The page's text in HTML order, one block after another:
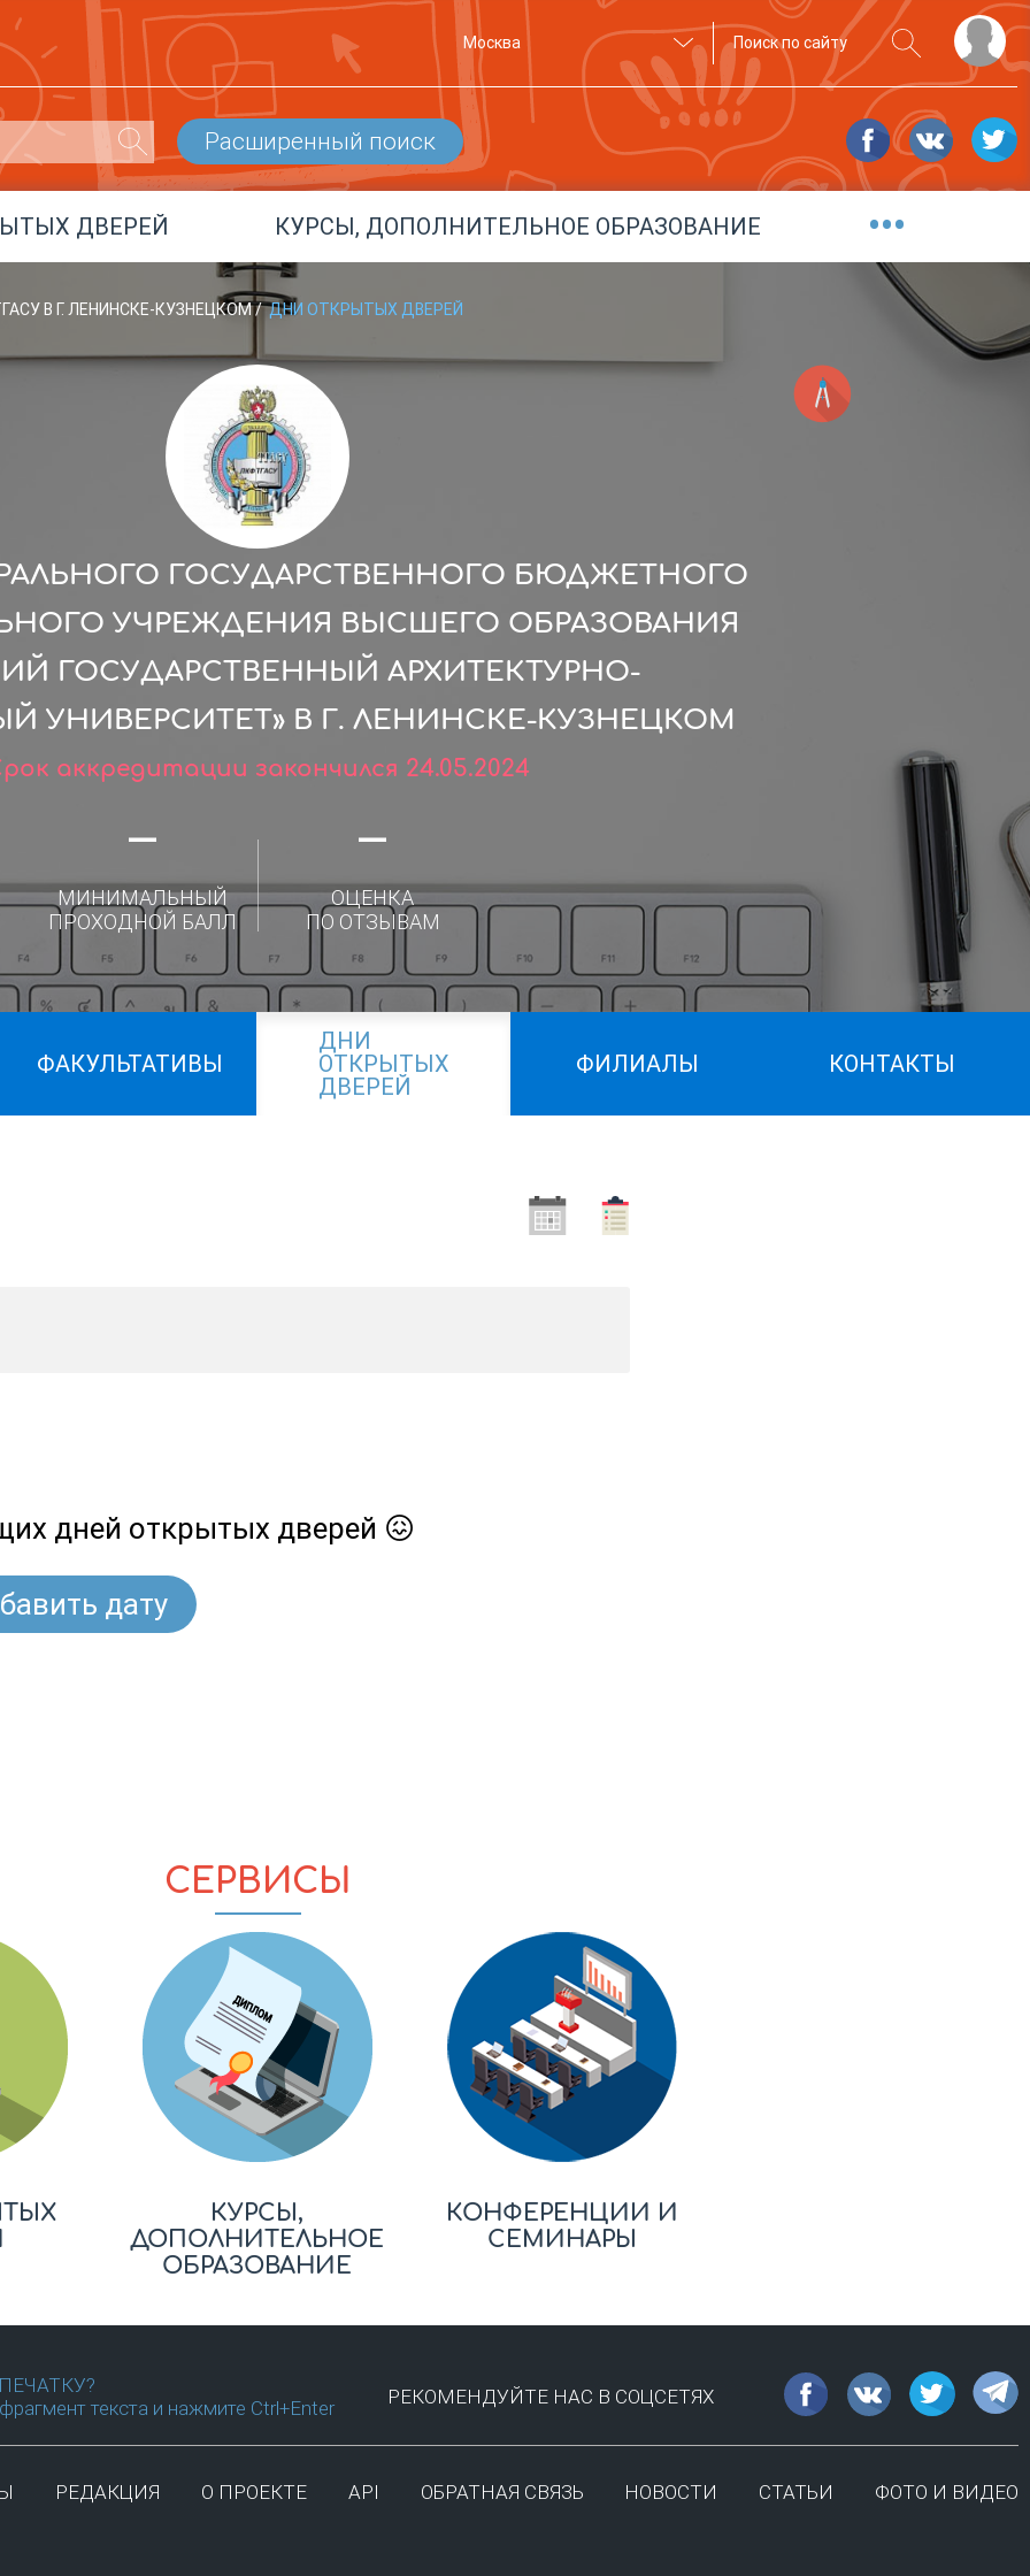
Москва
Расширенный поиск
ДВЕРЕЙ КУРСЫ, ДОПОЛНИТЕЛЬНОЕ ОБРАЗОВАНИЕ •••
В Г. ЛЕНИНСКЕ-КУЗНЕЦКОМ/ ДНИ ОТКРЫТЫХ ДВЕРЕЙ
ГОСУДАРСТВЕННОГО БЮДЖЕТНОГО
УЧРЕЖДЕНИЯ ВЫСШЕГО ОБРАЗОВАНИЯ
ГОСУДАРСТВЕННЫЙ АРХИТЕКТУРНО-
УНИВЕРСИТЕТ» В Г. ЛЕНИНСКЕ-КУЗНЕЦКОМ
аккредитации закончился 24.05.2024
—
МИНИМАЛЬНЫЙ
ПРОХОДНОЙ БАЛЛ
—
ОЦЕНКА
ПО ОТЗЫВАМ
ФАКУЛЬТАТИВЫ
ДНИ
ОТКРЫТЫХ
ДВЕРЕЙ
ФИЛИАЛЫ КОНТАКТЫ
дней открытых дверей 😖
дату
СЕРВИСЫ
КУРСЫ,
ДОПОЛНИТЕЛЬНОЕ
ОБРАЗОВАНИЕ
КОНФЕРЕНЦИИ И
СЕМИНАРЫ
текста и нажмите Ctrl+Enter
РЕКОМЕНДУЙТЕ НАС В СОЦСЕТЯХ
РЕДАКЦИЯ О ПРОЕКТЕ API ОБРАТНАЯ СВЯЗЬ НОВОСТИ СТАТЬИ ФОТО И ВИДЕО